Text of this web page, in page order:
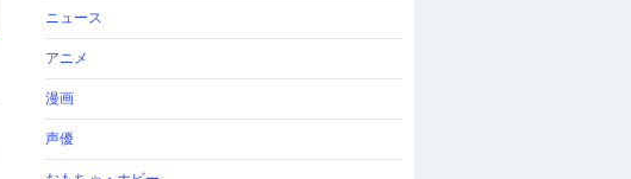
ニュース
アニメ
漫画
声優